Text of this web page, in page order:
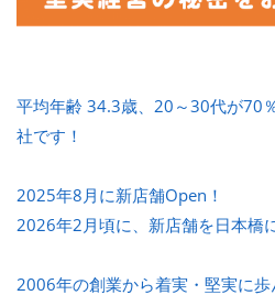
平均年齢 34.3歳、20～30代が70
社です！
2025年8月に新店舗Open！
2026年2月頃に、新店舗を日本橋
2006年の創業から着実・堅実に